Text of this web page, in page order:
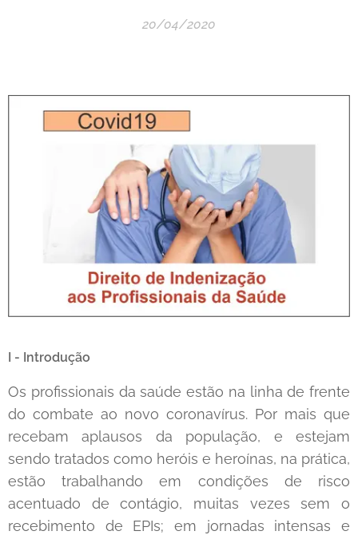
20/04/2020
I - Introdução
Os profissionais da saúde estão na linha de frente
do combate ao novo coronavírus. Por mais que
recebam aplausos da população, e estejam
sendo tratados como heróis e heroínas, na prática,
estão trabalhando em condições de risco
acentuado de contágio, muitas vezes sem o
recebimento de EPIs; em jornadas intensas e